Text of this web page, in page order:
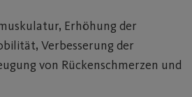
Erhöhung der
Verbesserung der
von Rückenschmerzen und